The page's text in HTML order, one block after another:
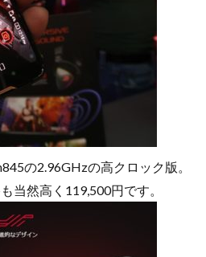
の2.96GHzの高クロック版。
当然高く119,500円です。